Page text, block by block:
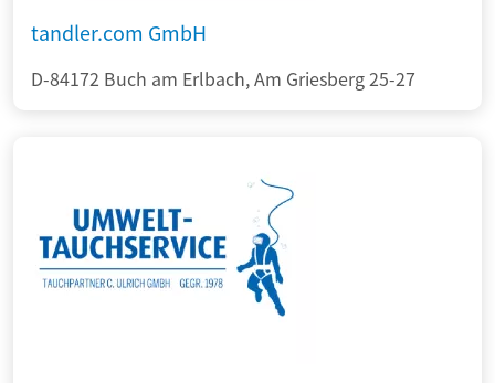
tandler.com GmbH
D-84172 Buch am Erlbach, Am Griesberg 25-27